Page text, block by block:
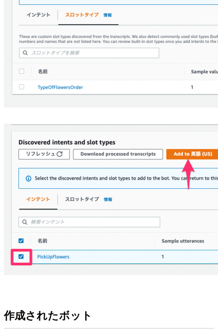
作成されたボット